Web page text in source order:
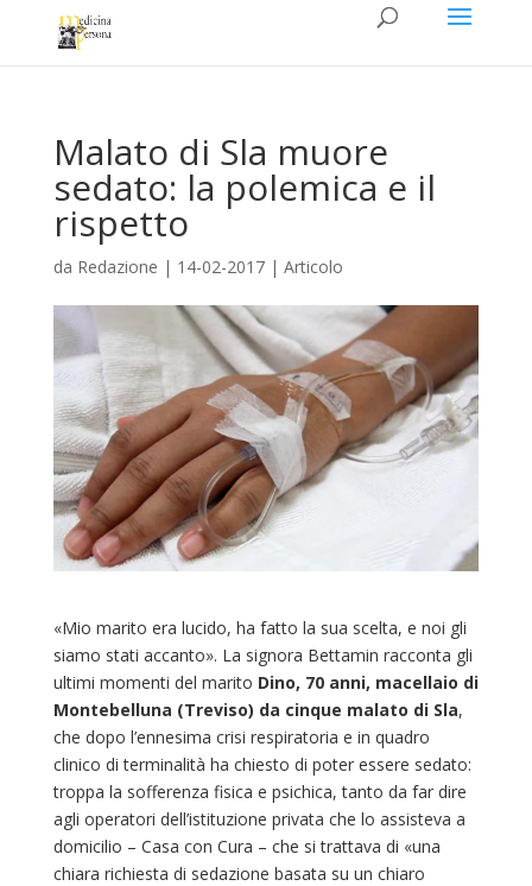
Malato di Sla muore
sedato: la polemica e il
rispetto
da Redazione | 14-02-2017| Articolo
«Mio marito era lucido, ha fatto la sua scelta, e noi gli
siamo stati accanto». La signora Bettamin racconta gli
ultimi momenti del marito Dino, 70 anni, macellaio di
Montebelluna (Treviso) da cinque malato di Sla,
che dopo l’ennesima crisi respiratoria e in quadro
clinico di terminalità ha chiesto di poter essere sedato:
troppa la sofferenza fisica e psichica, tanto da far dire
agli operatori dell’istituzione privata che lo assisteva a
domicilio – Casa con Cura – che si trattava di «una
chiara richiesta di sedazione basata su un chiaro